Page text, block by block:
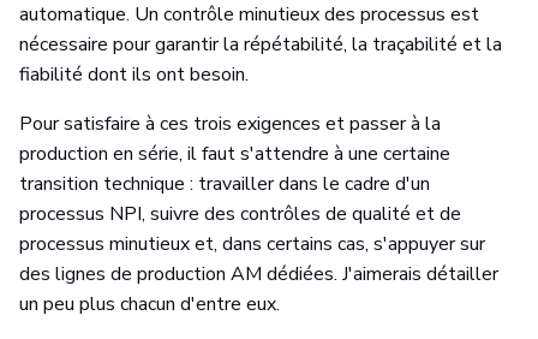
automatique. Un contrôle minutieux des processus est
nécessaire pour garantir la répétabilité, la traçabilité et la
fiabilité dont ils ont besoin.
Pour satisfaire à ces trois exigences et passer à la
production en série, il faut s'attendre à une certaine
transition technique : travailler dans le cadre d'un
processus NPI, suivre des contrôles de qualité et de
processus minutieux et, dans certains cas, s'appuyer sur
des lignes de production AM dédiées. J'aimerais détailler
un peu plus chacun d'entre eux.